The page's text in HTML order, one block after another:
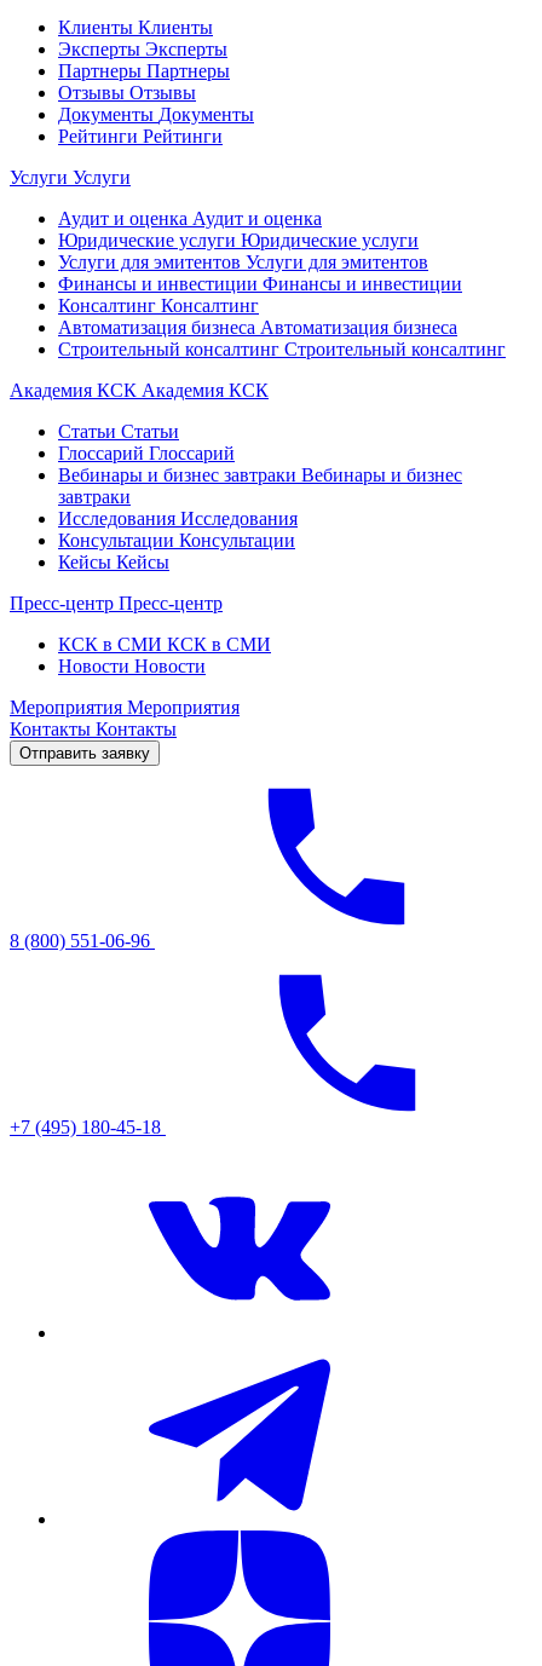
Клиенты Клиенты
Эксперты Эксперты
Партнеры Партнеры
Отзывы Отзывы
Документы Документы
Рейтинги Рейтинги
Услуги Услуги
Аудит и оценка Аудит и оценка
Юридические услуги Юридические услуги
Услуги для эмитентов Услуги для эмитентов
Финансы и инвестиции Финансы и инвестиции
Консалтинг Консалтинг
Автоматизация бизнеса Автоматизация бизнеса
Строительный консалтинг Строительный консалтинг
Академия КСК Академия КСК
Статьи Статьи
Глоссарий Глоссарий
Вебинары и бизнес завтраки Вебинары и бизнес
завтраки
Исследования Исследования
Консультации Консультации
Кейсы Кейсы
Пресс-центр Пресс-центр
КСК в СМИ КСК в СМИ
Новости Новости
Мероприятия Мероприятия
Контакты Контакты
Отправить заявку
8 (800) 551-06-96
+7 (495) 180-45-18